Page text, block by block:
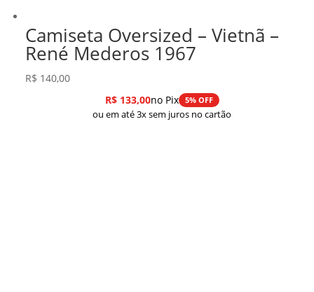
Camiseta Oversized – Vietnã –
René Mederos 1967
R$ 140,00
R$133,00no Pix 5% OFF
ou em até 3x sem juros no cartão